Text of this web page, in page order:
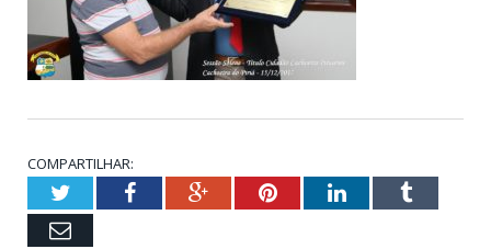
COMPARTILHAR:
TwitterFacebookGoogle+PinterestLinkedInTumblr
Email